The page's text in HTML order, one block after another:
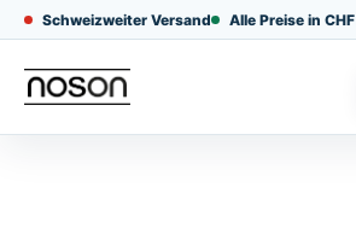
Schweizweiter Versand Alle Preise in CHF